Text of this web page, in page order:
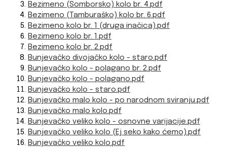
Bezimeno (Somborsko) kolo br. 4.pdf
Bezimeno (Tamburaško) kolo br. 6.pdf
Bezimeno kolo br. 1 (druga inačica).pdf
Bezimeno kolo br. 1.pdf
Bezimeno kolo br. 2.pdf
Bunjevačko divojačko kolo - staro.pdf
Bunjevačko kolo - polagano br. 2.pdf
Bunjevačko kolo - polagano.pdf
Bunjevačko kolo - staro.pdf
Bunjevačko malo kolo - po narodnom sviranju.pdf
Bunjevačko malo kolo.pdf
Bunjevačko veliko kolo - osnovne varijacije.pdf
Bunjevačko veliko kolo (Ej seko kako ćemo).pdf
Bunjevačko veliko kolo.pdf